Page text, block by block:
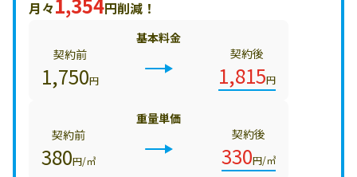
月々
円削減！
基本料金
契約前
1,750円
契約後
1,815円
重量単価
契約前
380円/㎥
契約後
330円/㎥